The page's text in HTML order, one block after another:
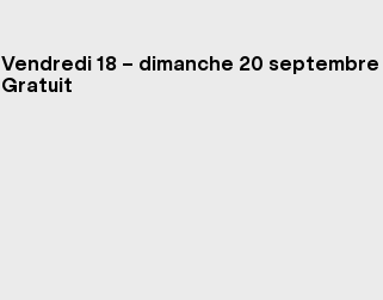
Vendredi 18 – dimanche 20 septembre
Gratuit